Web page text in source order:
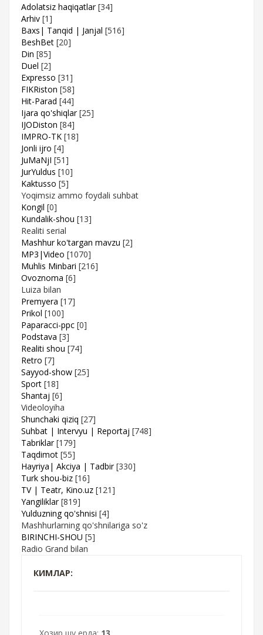
Adolatsiz haqiqatlar [34]
Arhiv [1]
Baxs| Tanqid | Janjal [516]
BeshBet [20]
Din [85]
Duel [2]
Expresso [31]
FIKRiston [58]
Hit-Parad [44]
Ijara qo'shiqlar [25]
IJODiston [84]
IMPRO-TK [18]
Jonli ijro [4]
JuMaNjI [51]
JurYuldus [10]
Kaktusso [5]
Yoqimsiz ammo foydali suhbat
Kongil [0]
Kundalik-shou [13]
Realiti serial
Mashhur ko'targan mavzu [2]
MP3|Video [1070]
Muhlis Minbari [216]
Ovoznoma [6]
Luiza bilan
Premyera [17]
Prikol [100]
Paparacci-ppc [0]
Podstava [3]
Realiti shou [74]
Retro [7]
Sayyod-show [25]
Sport [18]
Shantaj [6]
Videoloyiha
Shunchaki qiziq [27]
Suhbat | Intervyu | Reportaj [748]
Tabriklar [179]
Taqdimot [55]
Hayriya| Akciya | Tadbir [330]
Turk shou-biz [16]
TV | Teatr, Kino.uz [121]
Yangiliklar [819]
Yulduzning qo'shnisi [4]
Mashhurlarning qo'shnilariga so'z
BIRINCHI-SHOU [5]
Radio Grand bilan
КИМЛАР: